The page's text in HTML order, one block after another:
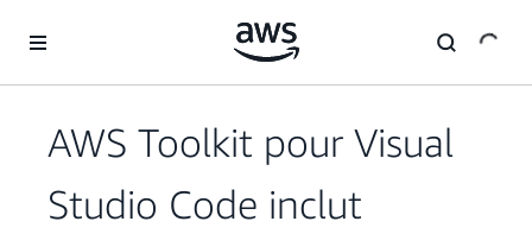
AWS Toolkit pour Visual
Studio Code inclut